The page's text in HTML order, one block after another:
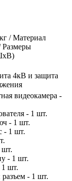
/ Материал
4кВ и защита
видеокамера -
- 1 шт.
- 1 шт.
- 1 шт.
шт.
- 1 шт.
шт.
- 1 шт.